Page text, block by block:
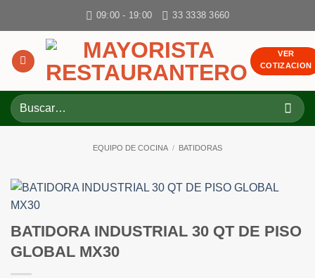
09:00 - 19:00 33 3338 3660
VER
COTIZACION
Buscar
por:
EQUIPO DE COCINA / BATIDORAS
BATIDORA INDUSTRIAL 30 QT DE PISO
GLOBAL MX30